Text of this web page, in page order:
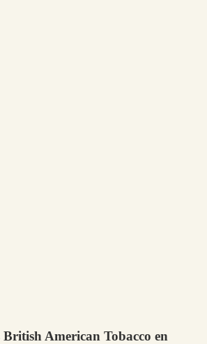
American Tobacco en